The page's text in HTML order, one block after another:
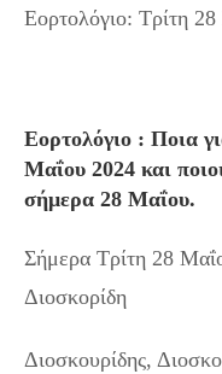
Εορτολόγιο: Τρίτη
Εορτολόγιο : Ποια
Μαΐου 2024 και
σήμερα 28 Μαΐου.
Σήμερα Τρίτη 28
Διοσκορίδη
Διοσκουρίδης,